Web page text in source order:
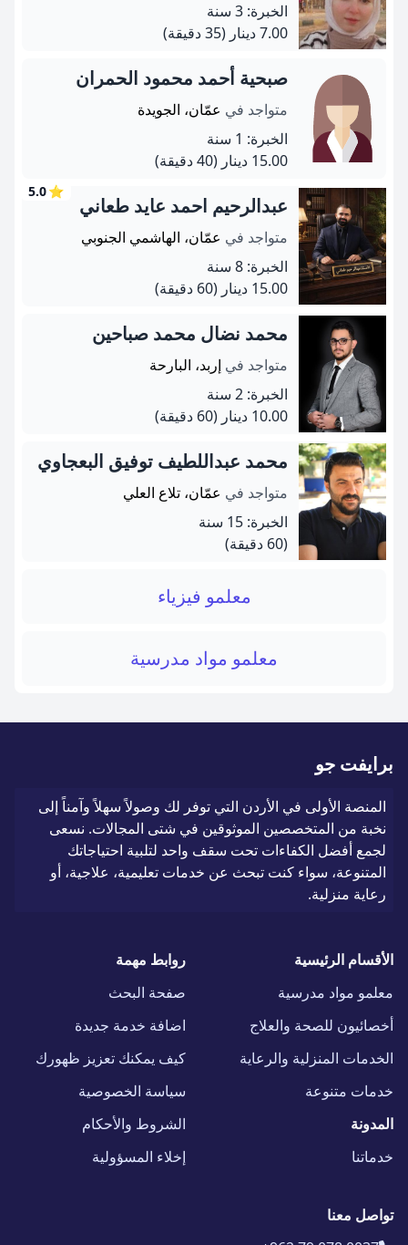
الخبرة: 3 سنة
7.00 دينار
(35 دقيقة)
صبحية أحمد محمود الحمران
متواجد في عمّان، الجويدة
الخبرة: 1 سنة
15.00 دينار
(40 دقيقة)
⭐
5.0
عبدالرحيم احمد عايد طعاني
متواجد في عمّان، الهاشمي الجنوبي
الخبرة: 8 سنة
15.00 دينار
(60 دقيقة)
محمد نضال محمد صباحين
متواجد في إربد، البارحة
الخبرة: 2 سنة
10.00 دينار
(60 دقيقة)
محمد عبداللطيف توفيق البعجاوي
متواجد في عمّان، تلاع العلي
الخبرة: 15 سنة
(60 دقيقة)
معلمو فيزياء
معلمو مواد مدرسية
برايفت جو
المنصة الأولى في الأردن التي توفر لك وصولاً سهلاً وآمناً إلى
نخبة من المتخصصين الموثوقين في شتى المجالات. نسعى
لجمع أفضل الكفاءات تحت سقف واحد لتلبية احتياجاتك
المتنوعة، سواء كنت تبحث عن خدمات تعليمية، علاجية، أو
رعاية منزلية.
الأقسام الرئيسية
معلمو مواد مدرسية
أخصائيون للصحة والعلاج
الخدمات المنزلية والرعاية
خدمات متنوعة
المدونة
خدماتنا
روابط مهمة
صفحة البحث
اضافة خدمة جديدة
كيف يمكنك تعزيز ظهورك
سياسة الخصوصية
الشروط والأحكام
إخلاء المسؤولية
تواصل معنا